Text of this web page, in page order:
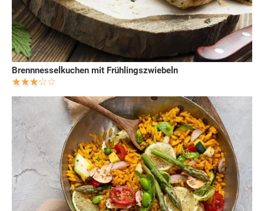
Brennnesselkuchen mit Frühlingszwiebeln